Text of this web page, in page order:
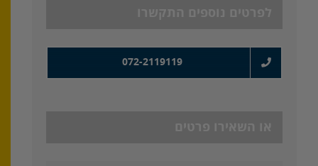
072-2119119